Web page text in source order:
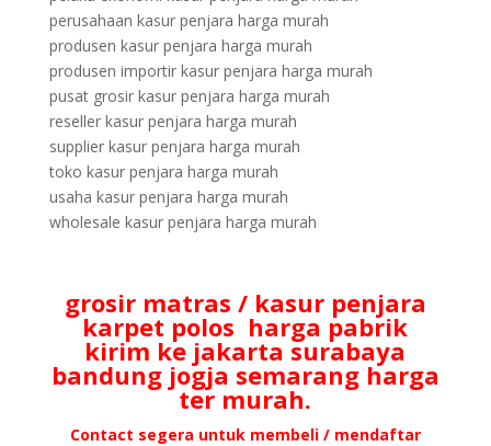
perusahaan kasur penjara harga murah
produsen kasur penjara harga murah
produsen importir kasur penjara harga murah
pusat grosir kasur penjara harga murah
reseller kasur penjara harga murah
supplier kasur penjara harga murah
toko kasur penjara harga murah
usaha kasur penjara harga murah
wholesale kasur penjara harga murah
grosir matras / kasur penjara
karpet polos harga pabrik
kirim ke jakarta surabaya
bandung jogja semarang harga
ter murah.
Contact segera untuk membeli / mendaftar